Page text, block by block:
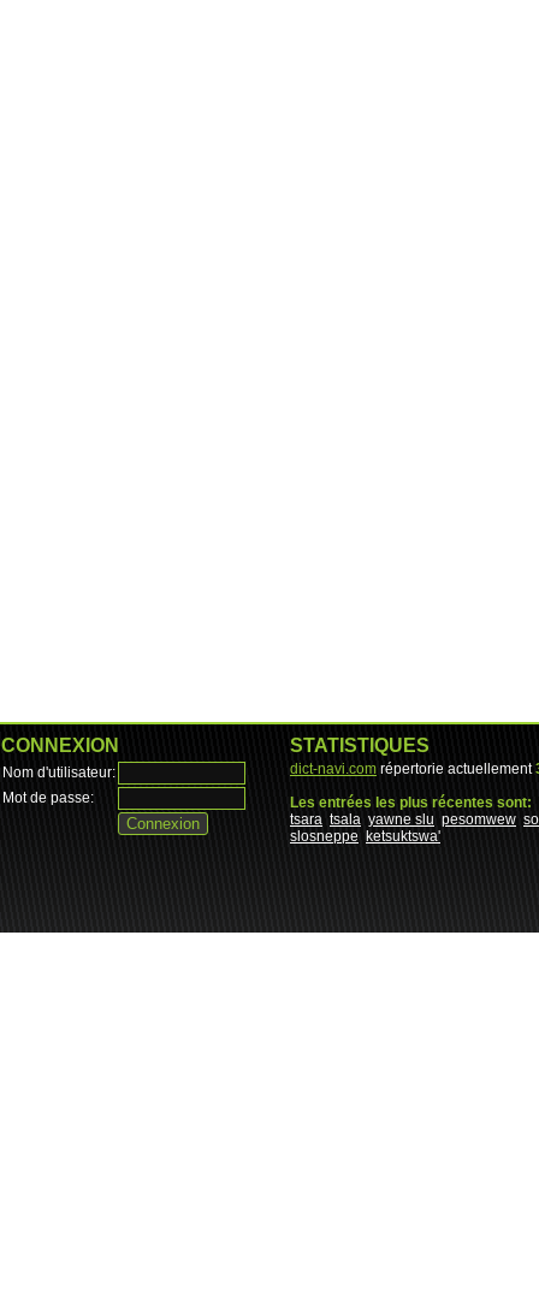
CONNEXION
Nom d'utilisateur:
Mot de passe:
STATISTIQUES
dict-navi.com répertorie actuellement
Les entrées les plus récentes sont:
tsara tsala yawne slu pesomwew
slosneppe
ketsuktswa'